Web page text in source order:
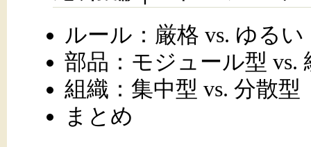
ルール：厳格 vs. ゆるい
部品：モジュール型 vs.
組織：集中型 vs. 分散型
まとめ